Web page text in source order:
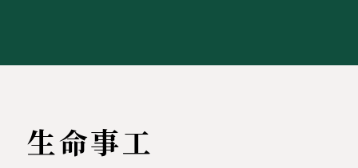
生命事工